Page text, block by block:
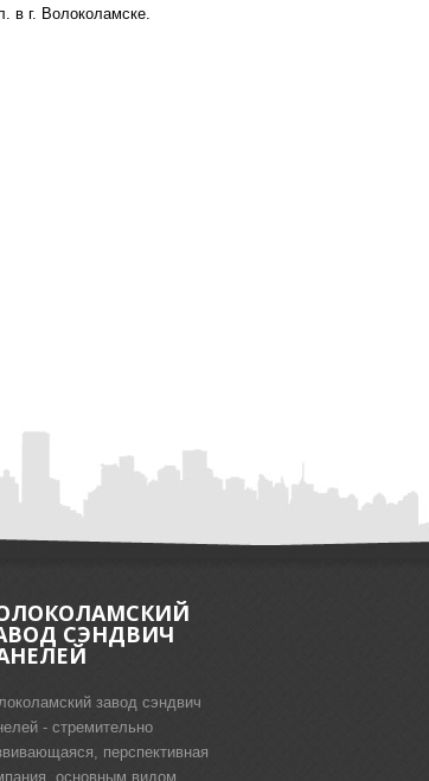
в г. Волоколамске.
СЭНДВИЧ
завод сэндвич
- стремительно
перспективная
основным видом